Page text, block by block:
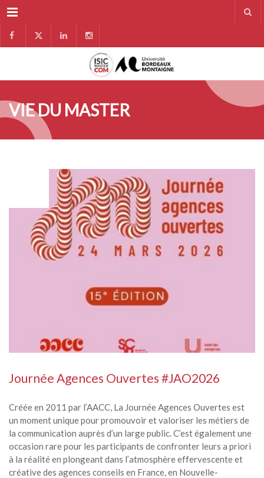
Menu
VIE DU MASTER
Journée Agences Ouvertes #JAO2026
Créée en 2011 par l’AACC, La Journée Agences Ouvertes est
un moment unique pour promouvoir et valoriser les métiers de
la communication auprès d’un large public. C’est également une
occasion rare pour les participants de confronter leurs a priori
à la réalité en plongeant dans l’atmosphère effervescente et
créative des agences conseils en France, en Nouvelle-